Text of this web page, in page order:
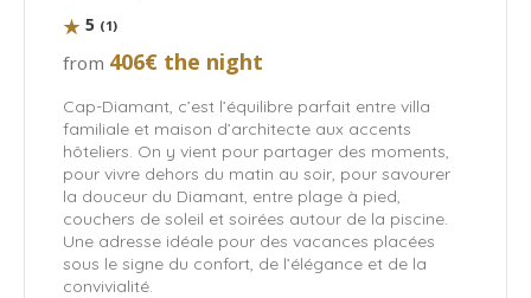
5 (1)
from 406€ the night
Cap-Diamant, c’est l’équilibre parfait entre villa
familiale et maison d’architecte aux accents
hôteliers. On y vient pour partager des moments,
pour vivre dehors du matin au soir, pour savourer
la douceur du Diamant, entre plage à pied,
couchers de soleil et soirées autour de la piscine.
Une adresse idéale pour des vacances placées
sous le signe du confort, de l’élégance et de la
convivialité.